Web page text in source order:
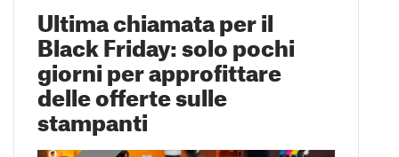
Ultima chiamata per il
Black Friday: solo pochi
giorni per approfittare
delle offerte sulle
stampanti